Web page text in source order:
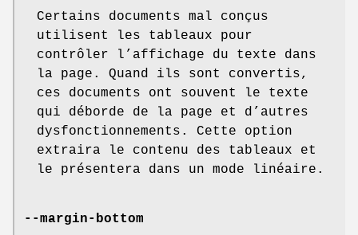
Certains documents mal conçus
utilisent les tableaux pour
contrôler l’affichage du texte dans
la page. Quand ils sont convertis,
ces documents ont souvent le texte
qui déborde de la page et d’autres
dysfonctionnements. Cette option
extraira le contenu des tableaux et
le présentera dans un mode linéaire.
--margin-bottom